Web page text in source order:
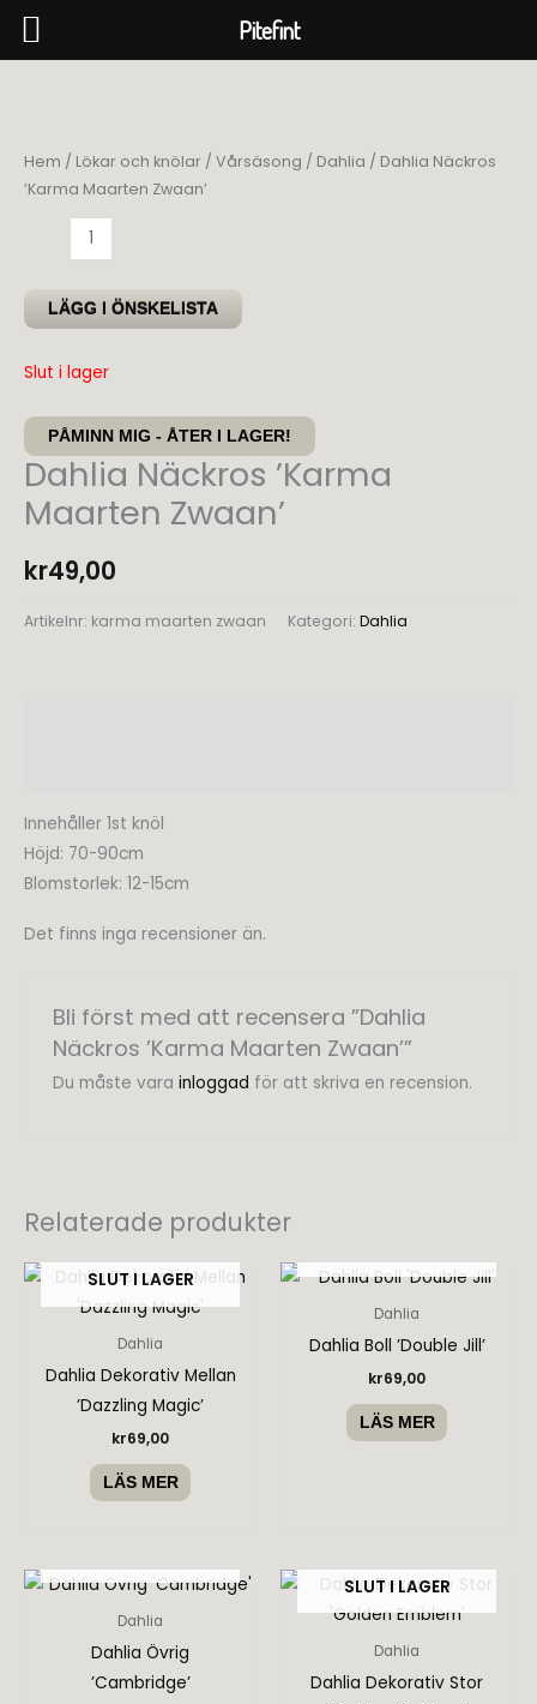
Hem / Lökar och knölar / Vårsäsong / Dahlia / Dahlia Näckros
’Karma Maarten Zwaan’
Näckros
'Karma
Maarten
mängd
LÄGG I ÖNSKELISTA
Slut i lager
PÅMINN MIG - ÅTER I LAGER!
Dahlia Näckros ’Karma
Maarten Zwaan’
kr49,00
Artikelnr: karma maarten zwaan Kategori: Dahlia
Innehåller 1st knöl
Höjd: 70-90cm
Blomstorlek: 12-15cm
Det finns inga recensioner än.
Bli först med att recensera ”Dahlia
Näckros ’Karma Maarten Zwaan’”
Du måste vara inloggad för att skriva en recension.
Relaterade produkter
SLUT I LAGER
Dahlia
Dahlia Dekorativ Mellan
’Dazzling Magic’
kr69,00
LÄS MER
Dahlia
Dahlia Boll ’Double Jill’
kr69,00
LÄS MER
Dahlia
Dahlia Övrig
’Cambridge’
SLUT I LAGER
Dahlia
Dahlia Dekorativ Stor
Pitefint